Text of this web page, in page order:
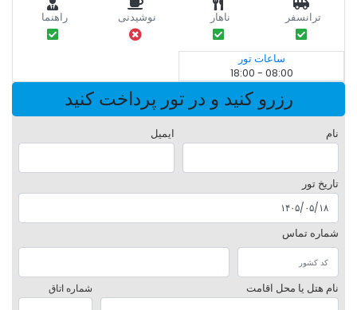
ترانسفر ناهار نوشیدنی راهنما
ساعات تور
08:00 - 18:00
رزرو کنید و در تور پرداخت کنید
نام ایمیل
تاریخ تور
شماره تماس
نام هتل یا محل اقامت شماره اتاق